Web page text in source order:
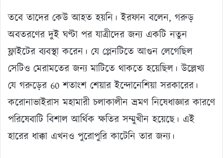
তবে তাদের কেউ আহত হয়নি। ইরফান বলেন, গরুড়
অবতরণের দুই ঘণ্টা পর যাত্রীদের জন্য একটি নতুন
ফ্লাইটের ব্যবস্থা করেন। যে প্লেনটিতে আগুন লেগেছিল
সেটিও মেরামতের জন্য মাটিতে থাকতে হয়েছিল। উল্লেখ্য
যে গরুড়ের 60 শতাংশ শেয়ার ইন্দোনেশিয়া সরকারের।
করোনাভাইরাস মহামারী চলাকালীন ভ্রমণ নিষেধাজ্ঞার কারণে
পরিষেবাটি বিশাল আর্থিক ক্ষতির সম্মুখীন হয়েছে। এই
হারের ধাক্কা এখনও পুরোপুরি কাটেনি তার জন্য।